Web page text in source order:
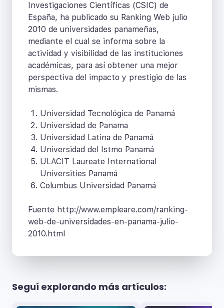
Investigaciones Científicas (CSIC) de
España, ha publicado su Ranking Web julio
2010 de universidades panameñas,
mediante el cual se informa sobre la
actividad y visibilidad de las instituciones
académicas, para así obtener una mejor
perspectiva del impacto y prestigio de las
mismas.
Universidad Tecnológica de Panamá
Universidad de Panama
Universidad Latina de Panamá
Universidad del Istmo Panamá
ULACIT Laureate International
Universities Panamá
Columbus Universidad Panamá
Fuente http://www.empleare.com/ranking-
web-de-universidades-en-panama-julio-
2010.html
Seguí explorando más artículos: